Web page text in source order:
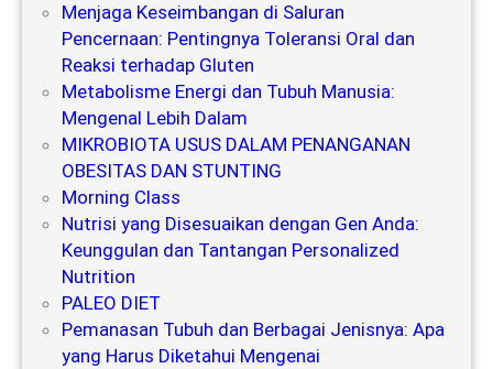
Menjaga Keseimbangan di Saluran
Pencernaan: Pentingnya Toleransi Oral dan
Reaksi terhadap Gluten
Metabolisme Energi dan Tubuh Manusia:
Mengenal Lebih Dalam
MIKROBIOTA USUS DALAM PENANGANAN
OBESITAS DAN STUNTING
Morning Class
Nutrisi yang Disesuaikan dengan Gen Anda:
Keunggulan dan Tantangan Personalized
Nutrition
PALEO DIET
Pemanasan Tubuh dan Berbagai Jenisnya: Apa
yang Harus Diketahui Mengenai